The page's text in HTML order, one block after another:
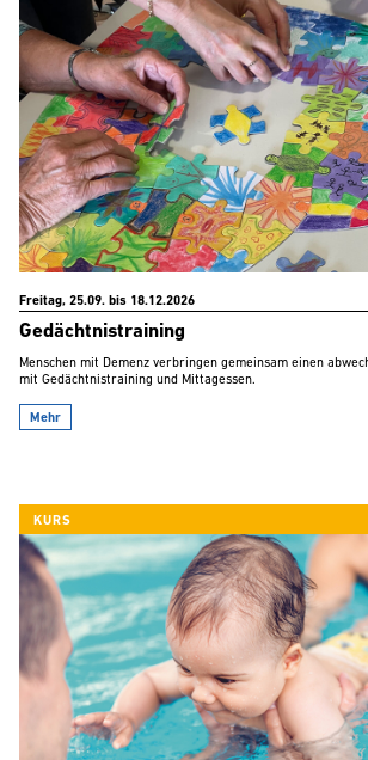
Freitag, 25.09. bis 18.12.2026
Gedächtnistraining
Menschen mit Demenz verbringen gemeinsam einen
mit Gedächtnistraining und Mittagessen.
Mehr
KURS